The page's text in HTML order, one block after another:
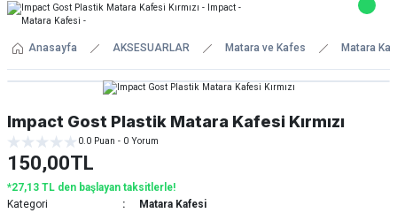
Anasayfa AKSESUARLAR Matara ve Kafes Matara
Impact Gost Plastik Matara Kafesi Kırmızı
0.0 Puan - 0 Yorum
150,00TL
*27,13 TL den başlayan taksitlerle!
Kategori
Matara Kafesi